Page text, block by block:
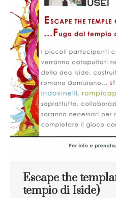
Escape the
tempio di Iside)